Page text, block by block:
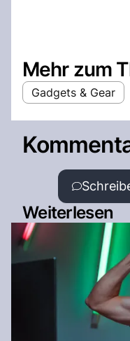
Mehr zum
Gadgets & Gear
Weiterlesen